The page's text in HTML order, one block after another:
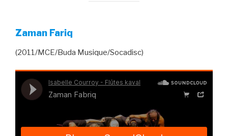
Zaman Fariq
(2011/MCE/Buda Musique/Socadisc)